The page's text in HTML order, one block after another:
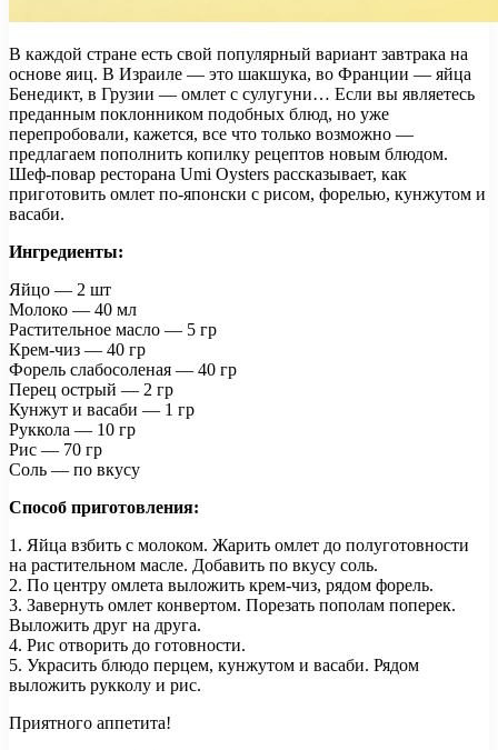
В каждой стране есть свой популярный вариант завтрака на
основе яиц. В Израиле — это шакшука, во Франции — яйца
Бенедикт, в Грузии — омлет с сулугуни… Если вы являетесь
преданным поклонником подобных блюд, но уже
перепробовали, кажется, все что только возможно —
предлагаем пополнить копилку рецептов новым блюдом.
Шеф-повар ресторана Umi Oysters рассказывает, как
приготовить омлет по-японски с рисом, форелью, кунжутом и
васаби.
Ингредиенты:
Яйцо — 2 шт
Молоко — 40 мл
Растительное масло — 5 гр
Крем-чиз — 40 гр
Форель слабосоленая — 40 гр
Перец острый — 2 гр
Кунжут и васаби — 1 гр
Руккола — 10 гр
Рис — 70 гр
Соль — по вкусу
Способ приготовления:
1. Яйца взбить с молоком. Жарить омлет до полуготовности
на растительном масле. Добавить по вкусу соль.
2. По центру омлета выложить крем-чиз, рядом форель.
3. Завернуть омлет конвертом. Порезать пополам поперек.
Выложить друг на друга.
4. Рис отворить до готовности.
5. Украсить блюдо перцем, кунжутом и васаби. Рядом
выложить рукколу и рис.
Приятного аппетита!